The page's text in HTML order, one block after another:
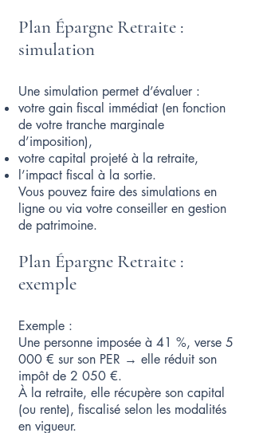
Plan Épargne Retraite :
simulation
Une simulation permet d’évaluer :
votre gain fiscal immédiat (en fonction
de votre tranche marginale
d’imposition),
votre capital projeté à la retraite,
l’impact fiscal à la sortie.
Vous pouvez faire des simulations en
ligne ou via votre conseiller en gestion
de patrimoine.
Plan Épargne Retraite :
exemple
Exemple :
Une personne imposée à 41 %, verse 5
000 € sur son PER → elle réduit son
impôt de 2 050 €.
À la retraite, elle récupère son capital
(ou rente), fiscalisé selon les modalités
en vigueur.